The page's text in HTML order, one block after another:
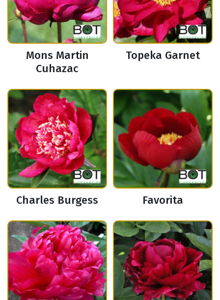
Mons Martin
Cuhazac
Topeka Garnet
Charles Burgess Favorita